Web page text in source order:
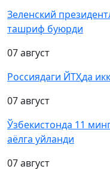
Зеленский
ташриф буюрди
07 август
Россиядаги ЙТҲда
07 август
Ўзбекистонда 11
аёлга уйланди
07 август